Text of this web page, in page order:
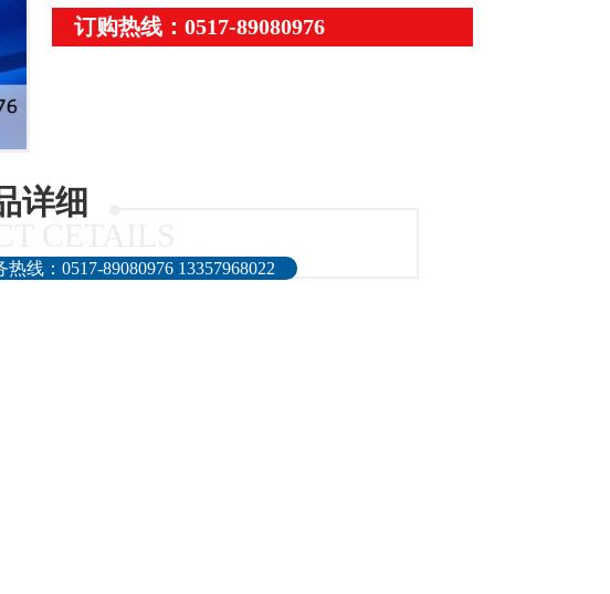
订购热线：0517-89080976
详细
线：0517-89080976 13357968022